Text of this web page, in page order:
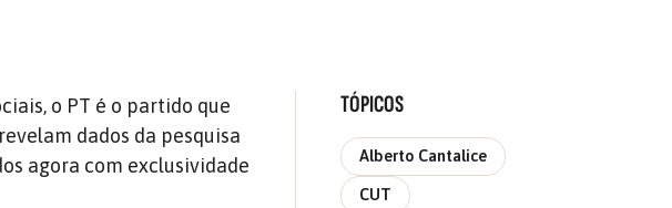
o PT é o partido que
dados da pesquisa
agora com exclusividade
TÓPICOS
Alberto Cantalice
CUT